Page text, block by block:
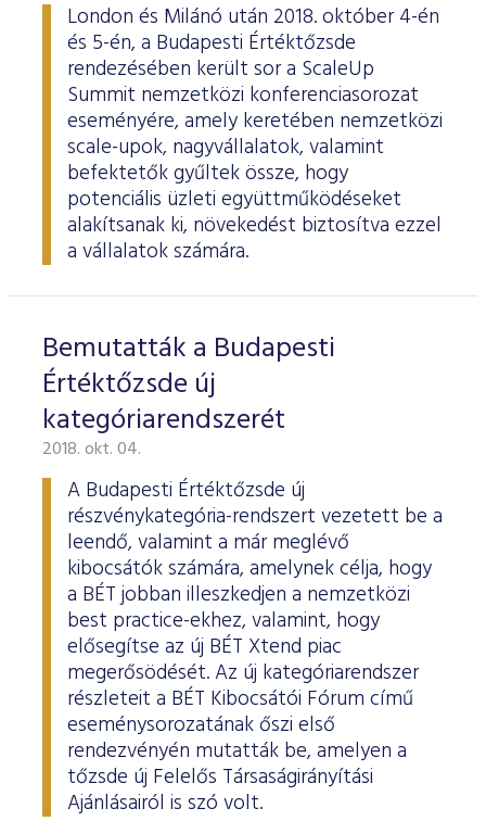
London és Milánó után 2018. október 4-én
és 5-én, a Budapesti Értéktőzsde
rendezésében került sor a ScaleUp
Summit nemzetközi konferenciasorozat
eseményére, amely keretében nemzetközi
scale-upok, nagyvállalatok, valamint
befektetők gyűltek össze, hogy
potenciális üzleti együttműködéseket
alakítsanak ki, növekedést biztosítva ezzel
a vállalatok számára.
Bemutatták a Budapesti
Értéktőzsde új
kategóriarendszerét
2018. okt. 04.
A Budapesti Értéktőzsde új
részvénykategória-rendszert vezetett be a
leendő, valamint a már meglévő
kibocsátók számára, amelynek célja, hogy
a BÉT jobban illeszkedjen a nemzetközi
best practice-ekhez, valamint, hogy
elősegítse az új BÉT Xtend piac
megerősödését. Az új kategóriarendszer
részleteit a BÉT Kibocsátói Fórum című
eseménysorozatának őszi első
rendezvényén mutatták be, amelyen a
tőzsde új Felelős Társaságirányítási
Ajánlásairól is szó volt.